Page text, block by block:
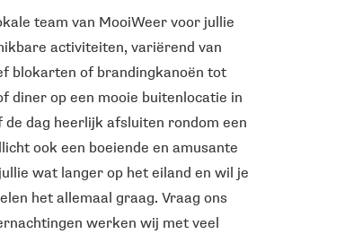
team van MooiWeer voor jullie
activiteiten, variërend van
blokarten of brandingkanoën tot
diner op een mooie buitenlocatie in
dag heerlijk afsluiten rondom een
ook een boeiende en amusante
wat langer op het eiland en wil je
het allemaal graag. Vraag ons
werken wij met veel